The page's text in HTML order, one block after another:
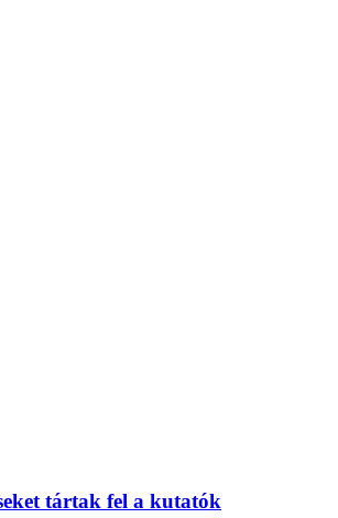
tártak fel a kutatók